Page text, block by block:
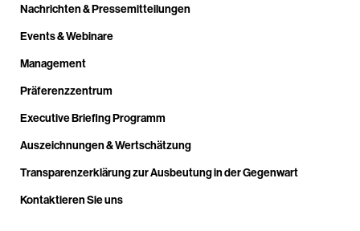
Nachrichten & Pressemitteilungen
Events & Webinare
Management
Präferenzzentrum
Executive Briefing Programm
Auszeichnungen & Wertschätzung
Transparenzerklärung zur Ausbeutung in der Gegenwart
Kontaktieren Sie uns